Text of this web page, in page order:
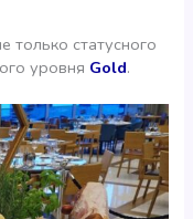
только статусного
уровня Gold.